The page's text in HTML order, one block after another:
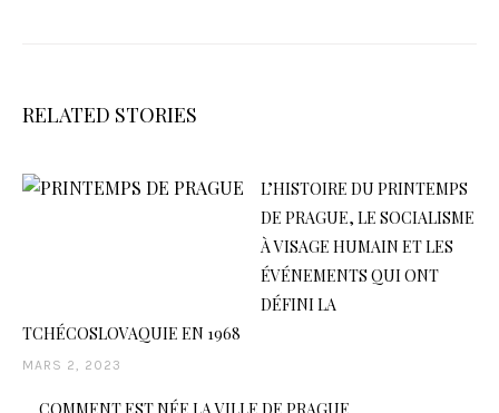
RELATED STORIES
L’HISTOIRE DU PRINTEMPS
DE PRAGUE, LE SOCIALISME
À VISAGE HUMAIN ET LES
ÉVÉNEMENTS QUI ONT
DÉFINI LA
TCHÉCOSLOVAQUIE EN 1968
MARS 2, 2023